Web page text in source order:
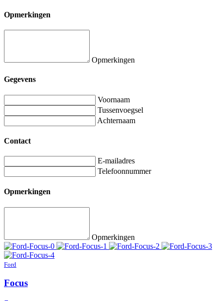
Opmerkingen
Opmerkingen
Gegevens
Voornaam
Tussenvoegsel
Achternaam
Contact
E-mailadres
Telefoonnummer
Opmerkingen
Opmerkingen
Ford
Focus